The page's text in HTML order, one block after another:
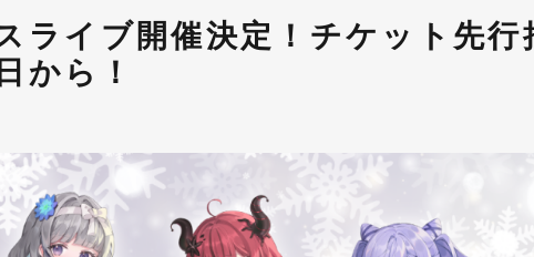
イブ開催決定！チケット先行
日から！